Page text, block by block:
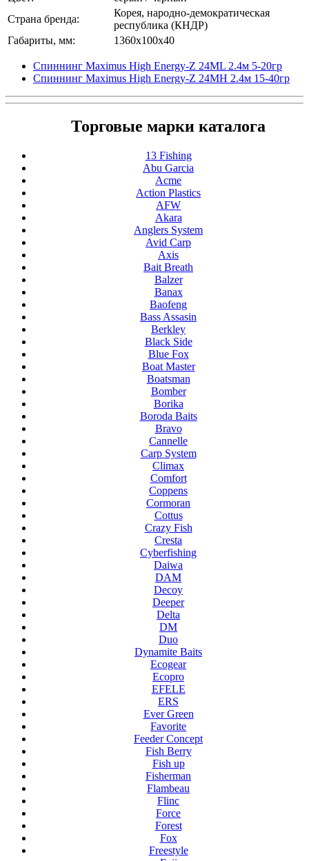
Страна бренда:
Корея, народно-демократическая
республика (КНДР)
Габариты, мм:
1360x100x40
Спиннинг Maximus High Energy-Z 24ML 2.4м 5-20гр
Спиннинг Maximus High Energy-Z 24MH 2.4м 15-40гр
Торговые марки каталога
13 Fishing
Abu Garcia
Acme
Action Plastics
AFW
Akara
Anglers System
Avid Carp
Axis
Bait Breath
Balzer
Banax
Baofeng
Bass Assasin
Berkley
Black Side
Blue Fox
Boat Master
Boatsman
Bomber
Borika
Boroda Baits
Bravo
Cannelle
Carp System
Climax
Comfort
Coppens
Cormoran
Cottus
Crazy Fish
Cresta
Cyberfishing
Daiwa
DAM
Decoy
Deeper
Delta
DM
Duo
Dynamite Baits
Ecogear
Ecopro
EFELE
ERS
Ever Green
Favorite
Feeder Concept
Fish Berry
Fish up
Fisherman
Flambeau
Flinc
Force
Forest
Fox
Freestyle